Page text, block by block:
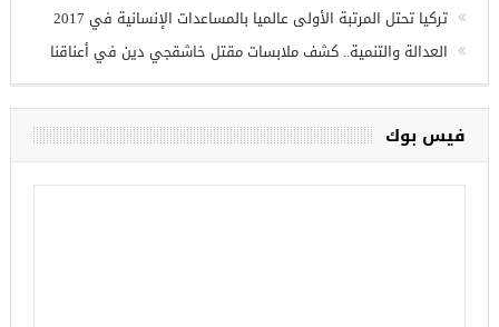
تركيا تحتل المرتبة الأولى عالميا بالمساعدات الإنسانية في 2017
العدالة والتنمية.. كشف ملابسات مقتل خاشقجي دين في أعناقنا
فيس بوك